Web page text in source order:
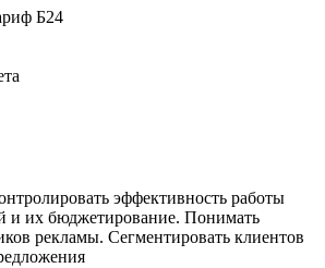
Б24
эффективность работы
и их бюджетирование. Понимать
рекламы. Сегментировать клиентов